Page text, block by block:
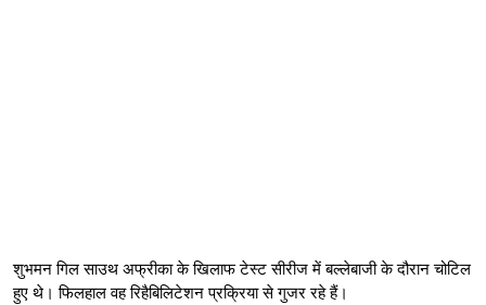
शुभमन गिल साउथ अफ्रीका के खिलाफ टेस्ट सीरीज में बल्लेबाजी के दौरान चोटिल
हुए थे। फिलहाल वह रिहैबिलिटेशन प्रक्रिया से गुजर रहे हैं।